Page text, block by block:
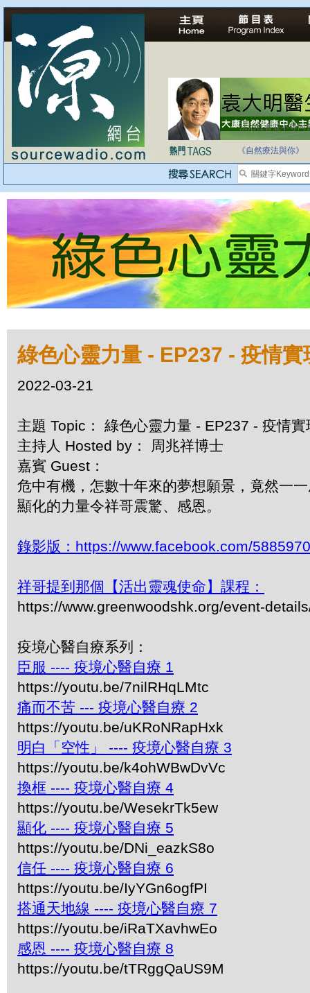
法治社會並不等同
自家教育合法化-
《自然療法與你》
綠色心靈力量 - EP237 - 疫情實
2022-03-21
主題 Topic： 綠色心靈力量 - EP237 - 疫情
主持人 Hosted by： 周兆祥博士
嘉賓 Guest：
危中有機，怎數十年來的夢想願景，竟然一
顯化的力量令祥哥震驚、感恩。
錄影版：https://www.facebook.com/
祥哥提到那個【活出靈魂使命】課程：
https://www.greenwoodshk.org/event-
疫境心醫自療系列：
臣服 ---- 疫境心醫自療 1
https://youtu.be/7nilRHqLMtc
痛而不苦 --- 疫境心醫自療 2
https://youtu.be/uKRoNRapHxk
明白「空性」 ---- 疫境心醫自療 3
https://youtu.be/k4ohWBwDvVc
換框 ---- 疫境心醫自療 4
https://youtu.be/WesekrTk5ew
顯化 ---- 疫境心醫自療 5
https://youtu.be/DNi_eazkS8o
信任 ---- 疫境心醫自療 6
https://youtu.be/IyYGn6ogfPI
搭通天地線 ---- 疫境心醫自療 7
https://youtu.be/iRaTXavhwEo
感恩 ---- 疫境心醫自療 8
https://youtu.be/tTRggQaUS9M